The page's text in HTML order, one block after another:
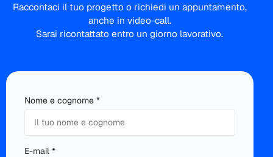
Raccontaci il tuo progetto o richiedi un appuntamento,
anche in video-call.
Sarai ricontattato entro un giorno lavorativo.
Nome e cognome *
Si
E-mail *